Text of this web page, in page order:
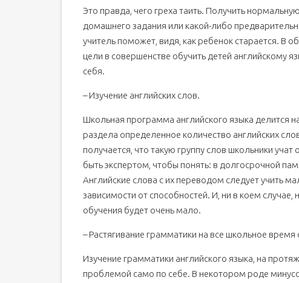
Это правда, чего греха таить. Получить
домашнего задания или какой-либо
учитель поможет, видя, как ребенок старается. В
цели в совершенстве обучить детей английскому
себя.
– Изучение английских слов.
Школьная программа английского языка делится
раздела определенное количество английских
получается, что такую группу слов школьники
быть экспертом, чтобы понять: в долгосрочной
Английские слова с их переводом следует учить
зависимости от способностей. И, ни в коем случае,
обучения будет очень мало.
– Растягивание грамматики на все школьное время
Изучение грамматики английского языка, на
проблемой само по себе. В некотором роде